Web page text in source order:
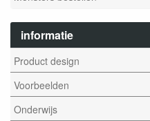
informatie
Product design
Voorbeelden
Onderwijs